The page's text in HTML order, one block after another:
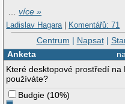
…více »
Ladislav Hagara | Komentářů: 71
Centrum | Napsat|
Anketa
Které desktopové prostředí na
používáte?
Budgie (10%)